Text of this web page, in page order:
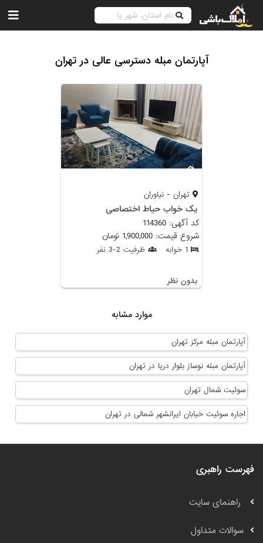
آپارتمان مبله دسترسی عالی در تهران
تهران - نیاوران
یک خواب حیاط اختصاصی
کد آگهی: 114360
شروع قیمت: 1,900,000 تومان
1 خوابه ظرفیت 2-3 نفر
بدون نظر
موارد مشابه
آپارتمان مبله مرکز تهران
آپارتمان مبله نوساز بلوار دریا در تهران
سوئیت شمال تهران
اجاره سوئیت خیابان ایرانشهر شمالی در تهران
فهرست راهبری
راهنمای سایت
سوالات متداول